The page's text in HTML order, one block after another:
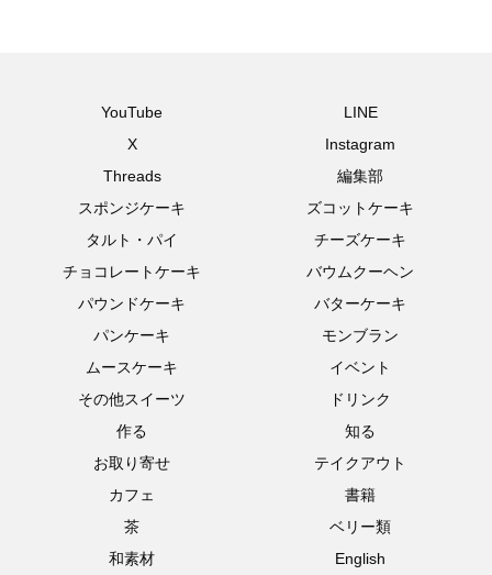
YouTube
LINE
X
Instagram
Threads
編集部
スポンジケーキ
ズコットケーキ
タルト・パイ
チーズケーキ
チョコレートケーキ
バウムクーヘン
パウンドケーキ
バターケーキ
パンケーキ
モンブラン
ムースケーキ
イベント
その他スイーツ
ドリンク
作る
知る
お取り寄せ
テイクアウト
カフェ
書籍
茶
ベリー類
和素材
English